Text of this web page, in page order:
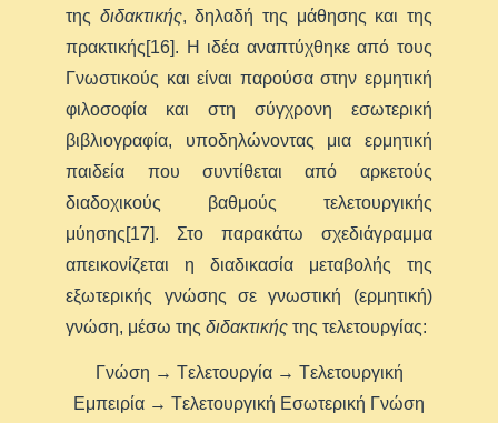
της διδακτικής, δηλαδή της μάθησης και της
πρακτικής[16]. Η ιδέα αναπτύχθηκε από τους
Γνωστικούς και είναι παρούσα στην ερμητική
φιλοσοφία και στη σύγχρονη εσωτερική
βιβλιογραφία, υποδηλώνοντας μια ερμητική
παιδεία που συντίθεται από αρκετούς
διαδοχικούς βαθμούς τελετουργικής
μύησης[17]. Στο παρακάτω σχεδιάγραμμα
απεικονίζεται η διαδικασία μεταβολής της
εξωτερικής γνώσης σε γνωστική (ερμητική)
γνώση, μέσω τηςδιδακτικής της τελετουργίας:
Γνώση → Tελετουργία → Tελετουργική
Eμπειρία → Tελετουργική Eσωτερική Γνώση